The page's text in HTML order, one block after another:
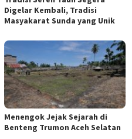
Digelar Kembali, Tradisi
Masyakarat Sunda yang Unik
Menengok Jejak Sejarah di
Benteng Trumon Aceh Selatan